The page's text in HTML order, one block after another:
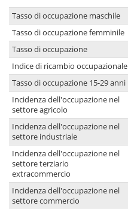
Tasso di occupazione maschile
Tasso di occupazione femminile
Tasso di occupazione
Indice di ricambio occupazionale
Tasso di occupazione 15-29 anni
Incidenza dell'occupazione nel
settore agricolo
Incidenza dell'occupazione nel
settore industriale
Incidenza dell'occupazione nel
settore terziario
extracommercio
Incidenza dell'occupazione nel
settore commercio